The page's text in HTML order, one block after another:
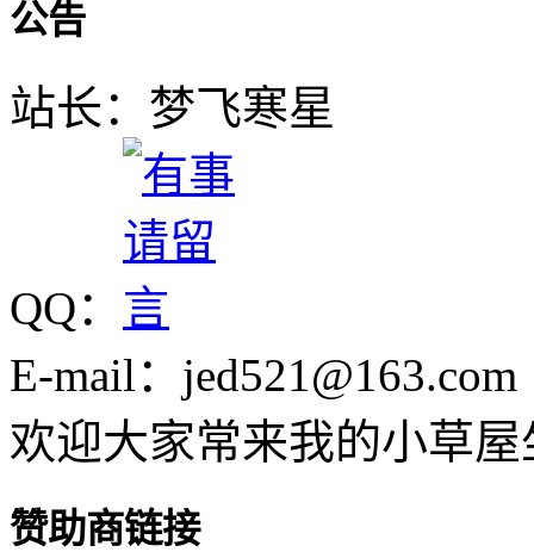
公告
站长：梦飞寒星
QQ：
E-mail：jed521@163.com
欢迎大家常来我的小草屋
赞助商链接